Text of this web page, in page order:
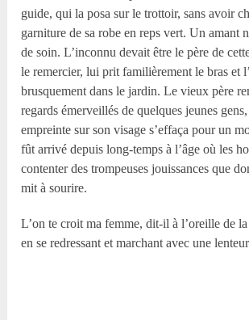
guide, qui la posa sur le trottoir, sans avoir
garniture de sa robe en reps vert. Un amant
de soin. L’inconnu devait être le père de
le remercier, lui prit familièrement le bras et
brusquement dans le jardin. Le vieux père
regards émerveillés de quelques jeunes
empreinte sur son visage s’effaça pour un
fût arrivé depuis long-temps à l’âge où les
contenter des trompeuses jouissances que
mit à sourire.
L’on te croit ma femme, dit-il à l’oreille de
en se redressant et marchant avec une